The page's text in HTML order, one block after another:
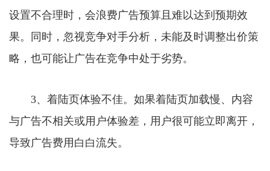
设置不合理时，会浪费广告预算且难以达到预期效
果。同时，忽视竞争对手分析，未能及时调整出价策
略，也可能让广告在竞争中处于劣势。
3、着陆页体验不佳。如果着陆页加载慢、内容
与广告不相关或用户体验差，用户很可能立即离开，
导致广告费用白白流失。